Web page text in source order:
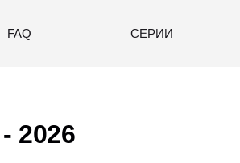
FAQ СЕРИИ
2026